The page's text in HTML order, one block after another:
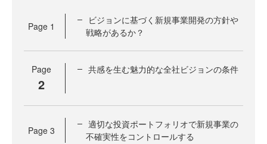
Page 1
ビジョンに基づく新規事業開発の方針や
戦略があるか？
Page
2
共感を生む魅力的な全社ビジョンの条件
Page 3
適切な投資ポートフォリオで新規事業の
不確実性をコントロールする